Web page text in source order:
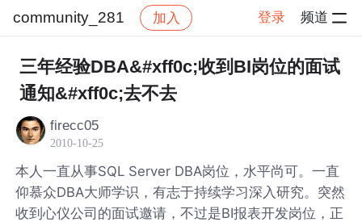
community_281 加入 登录 频道
社区 community_281 帖子详情
三年经验DBA&#xff0c;收到BI岗位的面试
通知&#xff0c;去不去
firecc05
2010-10-25
本人一直从事SQL Server DBA岗位，水平尚可。一直
仰慕众DBA大师学识，有志于持续学习深入研究。突然
收到心仪公司的面试邀请，不过是BI报表开发岗位，正